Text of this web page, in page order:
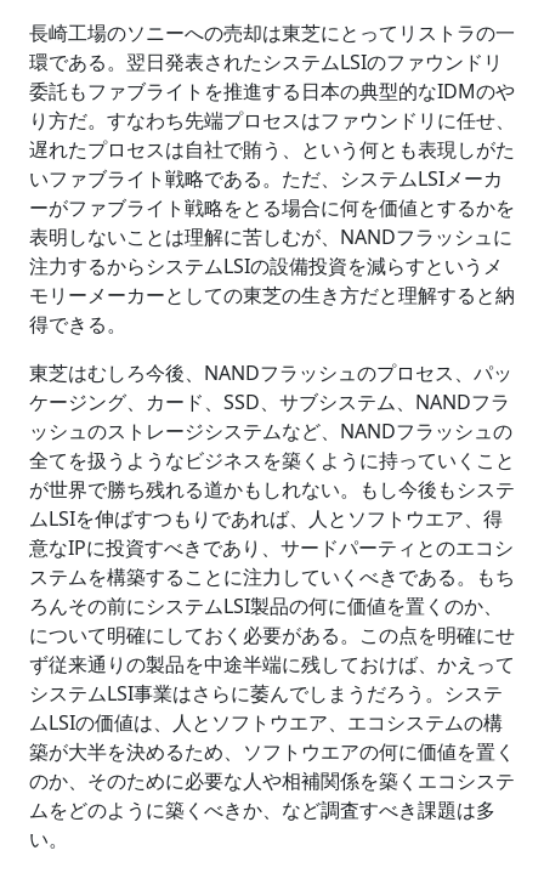
長崎工場のソニーへの売却は東芝にとってリストラの一
環である。翌日発表されたシステムLSIのファウンドリ
委託もファブライトを推進する日本の典型的なIDMのや
り方だ。すなわち先端プロセスはファウンドリに任せ、
遅れたプロセスは自社で賄う、という何とも表現しがた
いファブライト戦略である。ただ、システムLSIメーカ
ーがファブライト戦略をとる場合に何を価値とするかを
表明しないことは理解に苦しむが、NANDフラッシュに
注力するからシステムLSIの設備投資を減らすというメ
モリーメーカーとしての東芝の生き方だと理解すると納
得できる。
東芝はむしろ今後、NANDフラッシュのプロセス、パッ
ケージング、カード、SSD、サブシステム、NANDフラ
ッシュのストレージシステムなど、NANDフラッシュの
全てを扱うようなビジネスを築くように持っていくこと
が世界で勝ち残れる道かもしれない。もし今後もシステ
ムLSIを伸ばすつもりであれば、人とソフトウエア、得
意なIPに投資すべきであり、サードパーティとのエコシ
ステムを構築することに注力していくべきである。もち
ろんその前にシステムLSI製品の何に価値を置くのか、
について明確にしておく必要がある。この点を明確にせ
ず従来通りの製品を中途半端に残しておけば、かえって
システムLSI事業はさらに萎んでしまうだろう。システ
ムLSIの価値は、人とソフトウエア、エコシステムの構
築が大半を決めるため、ソフトウエアの何に価値を置く
のか、そのために必要な人や相補関係を築くエコシステ
ムをどのように築くべきか、など調査すべき課題は多
い。